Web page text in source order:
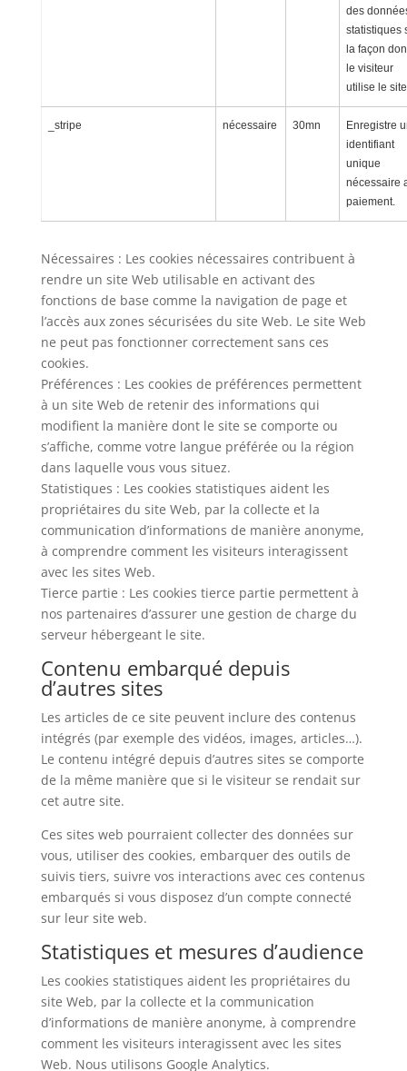
des
statistiques
la façon
le visiteur
utilise le
_stripe nécessaire 30mn
Enregistre
identifiant
unique
nécessaire
paiement.
Nécessaires : Les cookies nécessaires contribuent à
rendre un site Web utilisable en activant des
fonctions de base comme la navigation de page et
l’accès aux zones sécurisées du site Web. Le site Web
ne peut pas fonctionner correctement sans ces
cookies.
Préférences : Les cookies de préférences permettent
à un site Web de retenir des informations qui
modifient la manière dont le site se comporte ou
s’affiche, comme votre langue préférée ou la région
dans laquelle vous vous situez.
Statistiques : Les cookies statistiques aident les
propriétaires du site Web, par la collecte et la
communication d’informations de manière anonyme,
à comprendre comment les visiteurs interagissent
avec les sites Web.
Tierce partie : Les cookies tierce partie permettent à
nos partenaires d’assurer une gestion de charge du
serveur hébergeant le site.
Contenu embarqué depuis
d’autres sites
Les articles de ce site peuvent inclure des contenus
intégrés (par exemple des vidéos, images, articles…).
Le contenu intégré depuis d’autres sites se comporte
de la même manière que si le visiteur se rendait sur
cet autre site.
Ces sites web pourraient collecter des données sur
vous, utiliser des cookies, embarquer des outils de
suivis tiers, suivre vos interactions avec ces contenus
embarqués si vous disposez d’un compte connecté
sur leur site web.
Statistiques et mesures d’audience
Les cookies statistiques aident les propriétaires du
site Web, par la collecte et la communication
d’informations de manière anonyme, à comprendre
comment les visiteurs interagissent avec les sites
Web. Nous utilisons Google Analytics.